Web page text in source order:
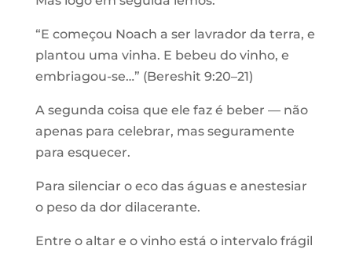
“E começou Noach a ser lavrador da terra, e
plantou uma vinha. E bebeu do vinho, e
embriagou-se…” (Bereshit 9:20–21)
A segunda coisa que ele faz é beber — não
apenas para celebrar, mas seguramente
para esquecer.
Para silenciar o eco das águas e anestesiar
o peso da dor dilacerante.
Entre o altar e o vinho está o intervalo frágil